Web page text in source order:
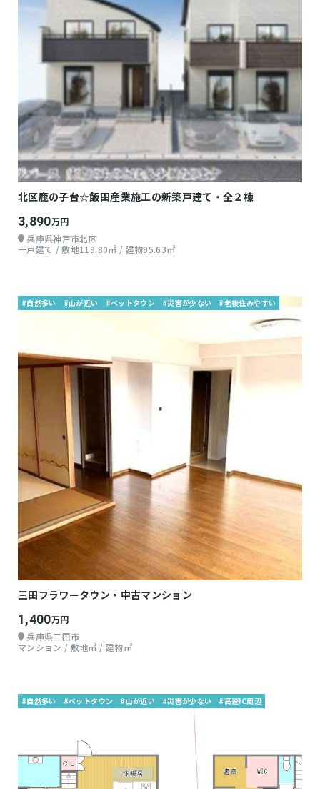
北区鹿の子台☆飯田産業施工の新築戸建て・全２棟
3,890万円
兵庫県神戸市北区
一戸建て / 敷地119.80㎡ / 建物95.63㎡
#自然多い #山が近い #ベットタウン #災害が少ない #老後住みやすい
三田フラワータウン・中古マンション
1,400万円
兵庫県三田市
マンション / 敷地㎡ / 建物㎡
#自然多い #ベットタウン #山が近い #災害が少ない #高速IC周辺